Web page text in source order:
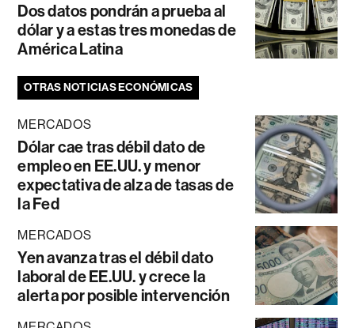
Dos datos pondrán a prueba al
dólar y a estas tres monedas de
América Latina
OTRAS NOTICIAS ECONÓMICAS
MERCADOS
Dólar cae tras débil dato de
empleo en EE.UU. y menor
expectativa de alza de tasas de
la Fed
MERCADOS
Yen avanza tras el débil dato
laboral de EE.UU. y crece la
alerta por posible intervención